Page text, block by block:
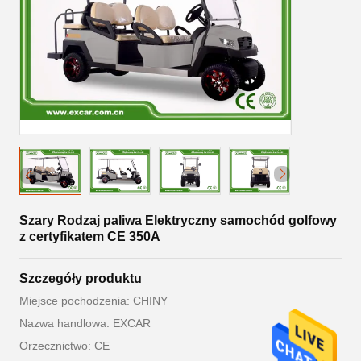
Szary Rodzaj paliwa Elektryczny samochód golfowy
z certyfikatem CE 350A
Szczegóły produktu
Miejsce pochodzenia: CHINY
Nazwa handlowa: EXCAR
Orzecznictwo: CE